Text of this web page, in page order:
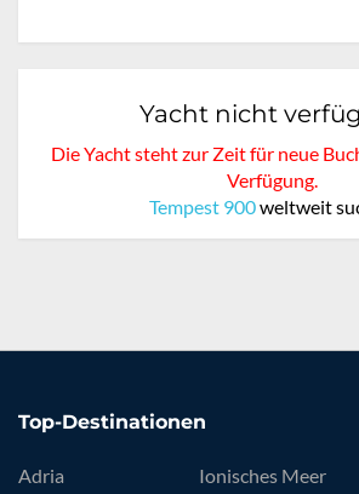
Yacht nicht
Die Yacht steht zur Zeit für neue
Verfügung.
Tempest 900weltweit
Top-Destinationen
Adria
Ionisches Meer